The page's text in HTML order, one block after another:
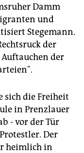
Damm
und
Stegemann.
der
der
sich die Freiheit
in Prenzlauer
- vor der Tür
Der
heimlich in